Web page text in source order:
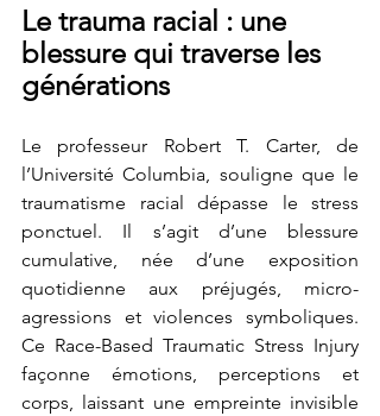
Le trauma racial : une
blessure qui traverse les
générations
Le professeur Robert T. Carter, de
l’Université Columbia, souligne que le
traumatisme racial dépasse le stress
ponctuel. Il s’agit d’une blessure
cumulative, née d’une exposition
quotidienne aux préjugés, micro-
agressions et violences symboliques.
Ce Race-Based Traumatic Stress Injury
façonne émotions, perceptions et
corps, laissant une empreinte invisible